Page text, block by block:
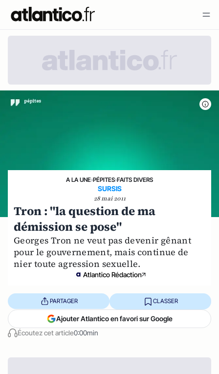
A LA UNE›PÉPITES›FAITS DIVERS
SURSIS
28 mai 2011
Tron : "la question de ma
démission se pose"
Georges Tron ne veut pas devenir gênant
pour le gouvernement, mais continue de
nier toute agression sexuelle.
Atlantico Rédaction
Écoutez cet article0:00min
PARTAGER CLASSER
Ajouter Atlantico en favori sur Google